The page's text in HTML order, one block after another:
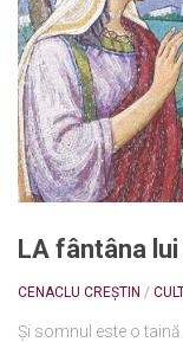
Cenaclu
Artă sacră
Noi și Biserica
Rânduieli
Predici și
Ortodox în
Evenimente
Biserici și
LA fântâna
CENACLU CREȘTIN /
Și somnul este o